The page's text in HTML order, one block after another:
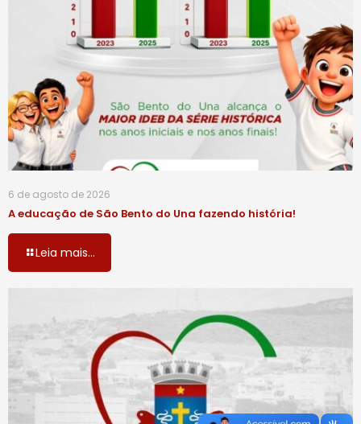
6 de agosto de 2026
A educação de São Bento do Una fazendo história!
Leia mais...